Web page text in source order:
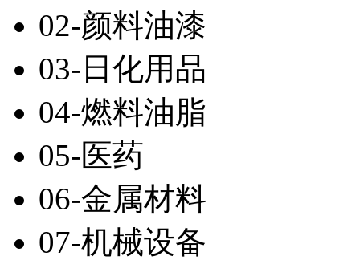
02-颜料油漆
03-日化用品
04-燃料油脂
05-医药
06-金属材料
07-机械设备